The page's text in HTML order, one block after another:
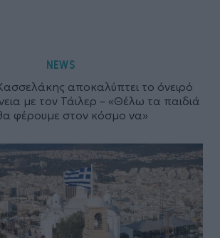
NEWS
αποκαλύπτει το όνειρό
με τον Τάιλερ – «Θέλω τα παιδιά
φέρουμε στον κόσμο να»